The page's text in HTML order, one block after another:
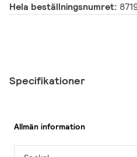
Hela beställningsnumret:
Specifikationer
Allmän information